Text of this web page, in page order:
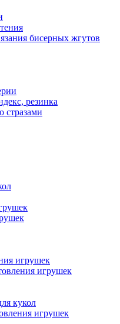
бисерных жгутов
резинка
стразами
игрушек
игрушек
кукол
игрушек